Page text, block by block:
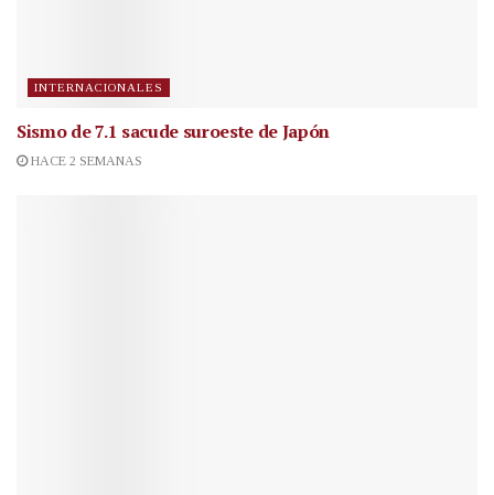
INTERNACIONALES
Sismo de 7.1 sacude suroeste de Japón
HACE 2 SEMANAS